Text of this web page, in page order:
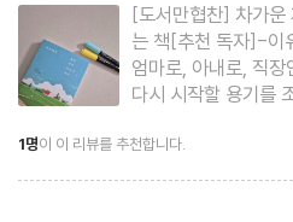
[도서만협찬] 차가운
는 책[추천 독자]-이
엄마로, 아내로, 직
다시 시작할 용기를
필요하지만 거창한
별, 그리움 사이에 서
1명이 이 리뷰를 추천합니다.